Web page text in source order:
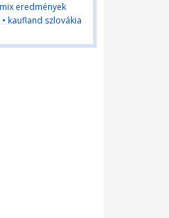
eredmények
• kaufland szlovákia